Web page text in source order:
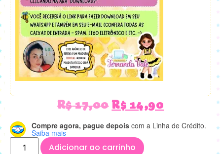
R$17,00 R$ 14,90
Compre agora, pague depois com a Linha de Crédito.
Saiba mais
Adicionar ao carrinho